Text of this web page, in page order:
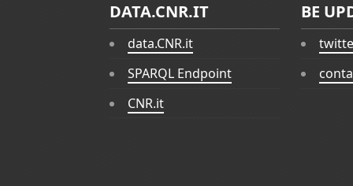
DATA.CNR.IT
data.CNR.it
SPARQL Endpoint
CNR.it
BE